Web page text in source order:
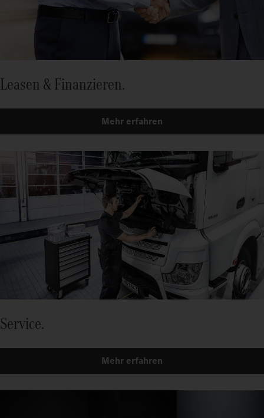
Leasen & Finanzieren.
Mehr erfahren
Service.
Mehr erfahren